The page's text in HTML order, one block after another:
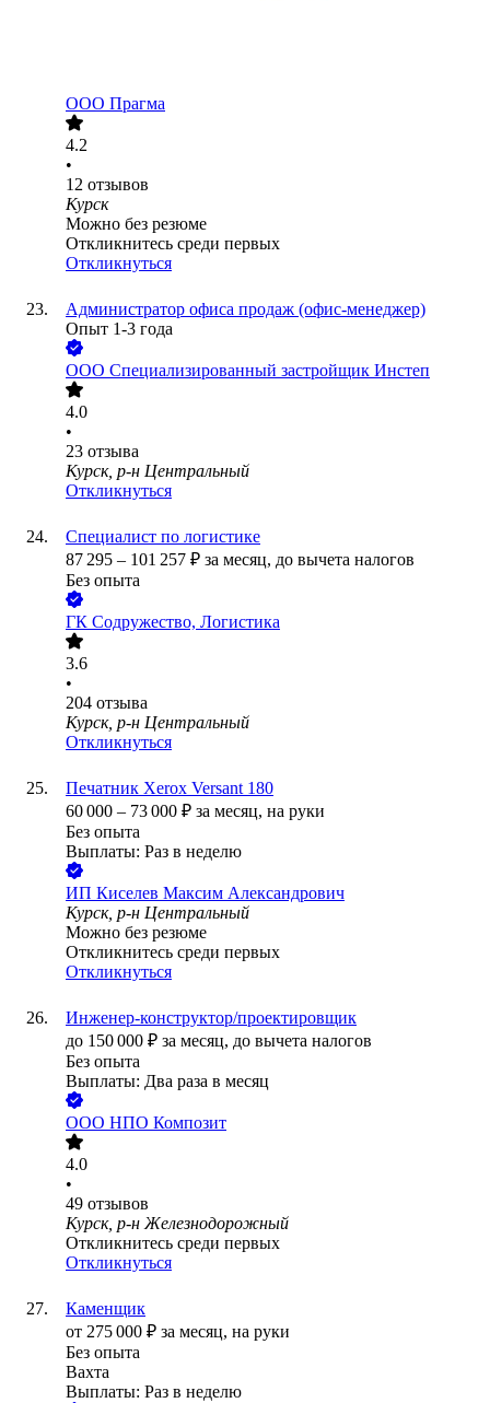
ООО Прагма
4.2
•
12 отзывов
Курск
Можно без резюме
Откликнитесь среди первых
Откликнуться
Администратор офиса продаж (офис-менеджер)
Опыт 1-3 года
ООО Специализированный застройщик Инстеп
4.0
•
23 отзыва
Курск, р-н Центральный
Откликнуться
Специалист по логистике
87 295 – 101 257 ₽ за месяц, до вычета налогов
Без опыта
ГК Содружество, Логистика
3.6
•
204 отзыва
Курск, р-н Центральный
Откликнуться
Печатник Xerox Versant 180
60 000 – 73 000 ₽ за месяц, на руки
Без опыта
Выплаты: Раз в неделю
ИП Киселев Максим Александрович
Курск, р-н Центральный
Можно без резюме
Откликнитесь среди первых
Откликнуться
Инженер-конструктор/проектировщик
до 150 000 ₽ за месяц, до вычета налогов
Без опыта
Выплаты: Два раза в месяц
ООО НПО Композит
4.0
•
49 отзывов
Курск, р-н Железнодорожный
Откликнитесь среди первых
Откликнуться
Каменщик
от 275 000 ₽ за месяц, на руки
Без опыта
Вахта
Выплаты: Раз в неделю